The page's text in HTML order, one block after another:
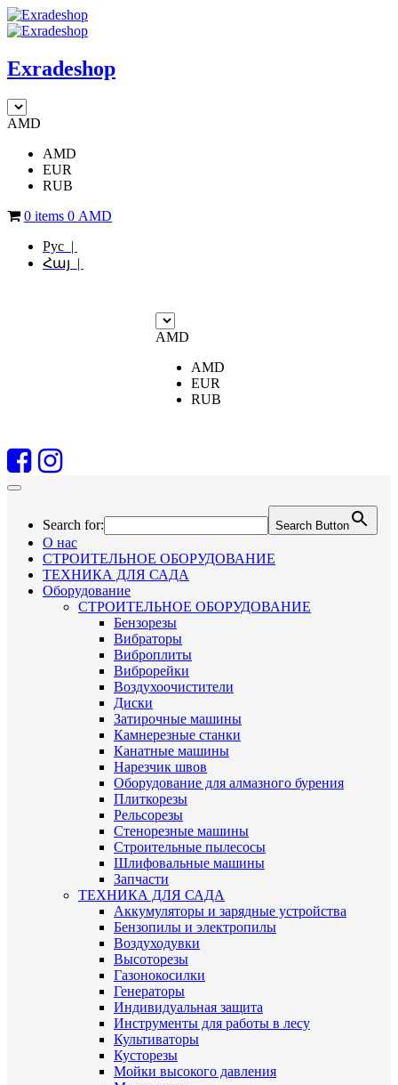
Exradeshop
AMD
AMD
EUR
RUB
0 items 0 AMD
Рус |
Հայ |
AMD
AMD
EUR
RUB
Search for: Search Button
О нас
СТРОИТЕЛЬНОЕ ОБОРУДОВАНИЕ
ТЕХНИКА ДЛЯ САДА
Оборудование
СТРОИТЕЛЬНОЕ ОБОРУДОВАНИЕ
Бензорезы
Вибраторы
Виброплиты
Виброрейки
Воздухоочистители
Диски
Затирочные машины
Камнерезные станки
Канатные машины
Нарезчик швов
Оборудование для алмазного бурения
Плиткорезы
Рельсорезы
Стенорезные машины
Строительные пылесосы
Шлифовальные машины
Запчасти
ТЕХНИКА ДЛЯ САДА
Аккумуляторы и зарядные устройства
Бензопилы и электропилы
Воздуходувки
Высоторезы
Газонокосилки
Генераторы
Индивидуальная защита
Инструменты для работы в лесу
Культиваторы
Кусторезы
Мойки высокого давления